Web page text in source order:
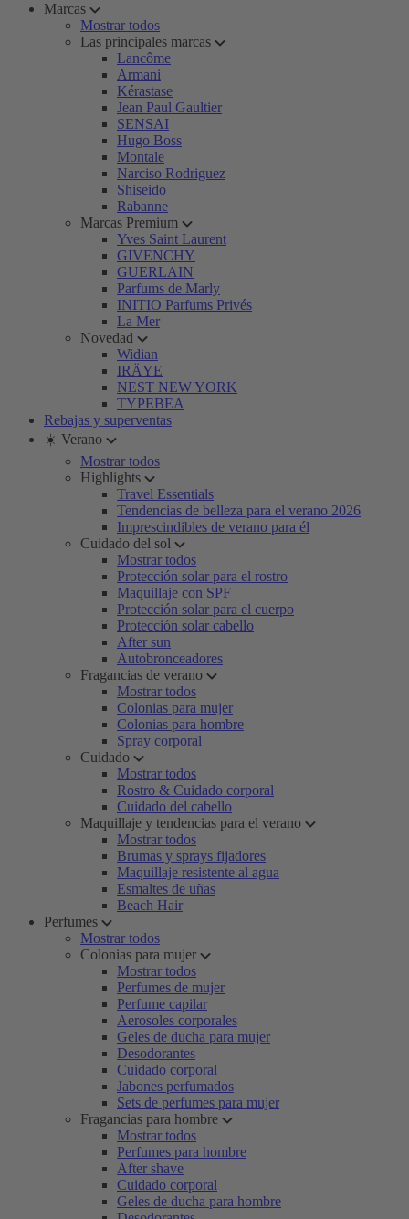
Marcas
Mostrar todos
Las principales marcas
Lancôme
Armani
Kérastase
Jean Paul Gaultier
SENSAI
Hugo Boss
Montale
Narciso Rodriguez
Shiseido
Rabanne
Marcas Premium
Yves Saint Laurent
GIVENCHY
GUERLAIN
Parfums de Marly
INITIO Parfums Privés
La Mer
Novedad
Widian
IRÄYE
NEST NEW YORK
TYPEBEA
Rebajas y superventas
☀️ Verano
Mostrar todos
Highlights
Travel Essentials
Tendencias de belleza para el verano 2026
Imprescindibles de verano para él
Cuidado del sol
Mostrar todos
Protección solar para el rostro
Maquillaje con SPF
Protección solar para el cuerpo
Protección solar cabello
After sun
Autobronceadores
Fragancias de verano
Mostrar todos
Colonias para mujer
Colonias para hombre
Spray corporal
Cuidado
Mostrar todos
Rostro & Cuidado corporal
Cuidado del cabello
Maquillaje y tendencias para el verano
Mostrar todos
Brumas y sprays fijadores
Maquillaje resistente al agua
Esmaltes de uñas
Beach Hair
Perfumes
Mostrar todos
Colonias para mujer
Mostrar todos
Perfumes de mujer
Perfume capilar
Aerosoles corporales
Geles de ducha para mujer
Desodorantes
Cuidado corporal
Jabones perfumados
Sets de perfumes para mujer
Fragancias para hombre
Mostrar todos
Perfumes para hombre
After shave
Cuidado corporal
Geles de ducha para hombre